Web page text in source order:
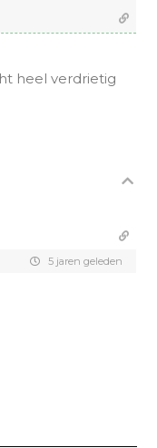
heel verdrietig
5 jaren geleden